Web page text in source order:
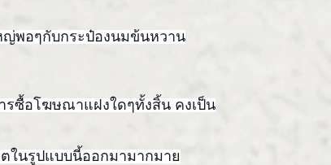
ญ่พอๆกับกระป๋องนมข้นหวาน
รซื้อโฆษณาแฝงใดๆทั้งสิ้น คงเป็น
ในรูปแบบนี้ออกมามากมาย